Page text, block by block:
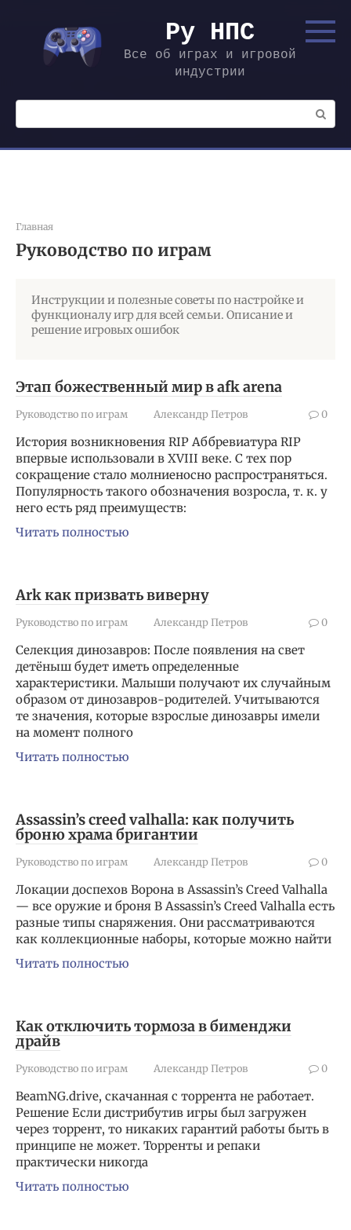
контенту
Ру НПС
Все об играх и игровой
индустрии
Поиск:
Главная
Руководство по играм
Инструкции и полезные советы по настройке и
функционалу игр для всей семьи. Описание и
решение игровых ошибок
Этап божественный мир в afk arena
Руководство по играм Александр Петров 0
История возникновения RIP Аббревиатура RIP
впервые использовали в XVIII веке. С тех пор
сокращение стало молниеносно распространяться.
Популярность такого обозначения возросла, т. к. у
него есть ряд преимуществ:
Читать полностью
Ark как призвать виверну
Руководство по играм Александр Петров 0
Селекция динозавров: После появления на свет
детёныш будет иметь определенные
характеристики. Малыши получают их случайным
образом от динозавров-родителей. Учитываются
те значения, которые взрослые динозавры имели
на момент полного
Читать полностью
Assassin’s creed valhalla: как получить
броню храма бригантии
Руководство по играм Александр Петров 0
Локации доспехов Ворона в Assassin’s Creed Valhalla
— все оружие и броня В Assassin’s Creed Valhalla есть
разные типы снаряжения. Они рассматриваются
как коллекционные наборы, которые можно найти
Читать полностью
Как отключить тормоза в бименджи
драйв
Руководство по играм Александр Петров 0
BeamNG.drive, скачанная с торрента не работает.
Решение Если дистрибутив игры был загружен
через торрент, то никаких гарантий работы быть в
принципе не может. Торренты и репаки
практически никогда
Читать полностью